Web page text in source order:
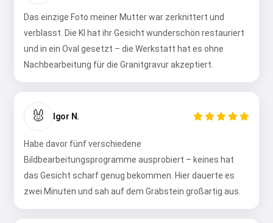
Das einzige Foto meiner Mutter war zerknittert und
verblasst. Die KI hat ihr Gesicht wunderschön restauriert
und in ein Oval gesetzt – die Werkstatt hat es ohne
Nachbearbeitung für die Granitgravur akzeptiert.
🐰 Igor N.
Habe davor fünf verschiedene
Bildbearbeitungsprogramme ausprobiert – keines hat
das Gesicht scharf genug bekommen. Hier dauerte es
zwei Minuten und sah auf dem Grabstein großartig aus.